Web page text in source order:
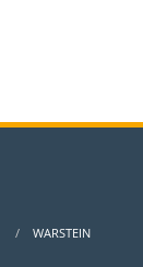
WARSTEIN